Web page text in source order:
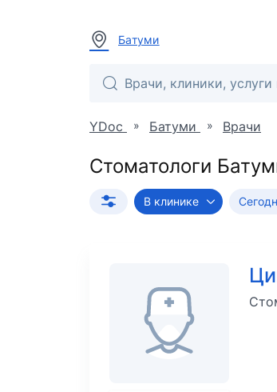
Батуми
YDoc » Батуми » Врачи
Стоматологи
В клинике